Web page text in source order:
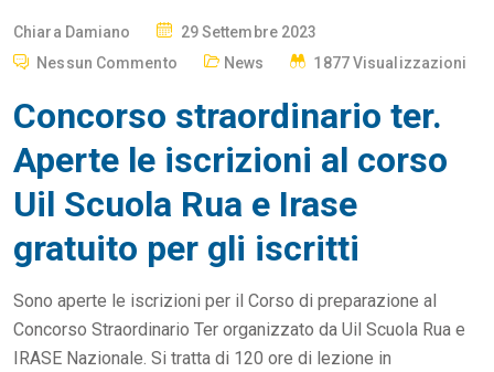
Chiara Damiano
P
T
D
O
29 Settembre 2023
Nessun Commento
News 1877 Visualizzazioni
Concorso straordinario ter.
Aperte le iscrizioni al corso
Uil Scuola Rua e Irase
gratuito per gli iscritti
Sono aperte le iscrizioni per il Corso di preparazione al
Concorso Straordinario Ter organizzato da Uil Scuola Rua e
IRASE Nazionale. Si tratta di 120 ore di lezione in